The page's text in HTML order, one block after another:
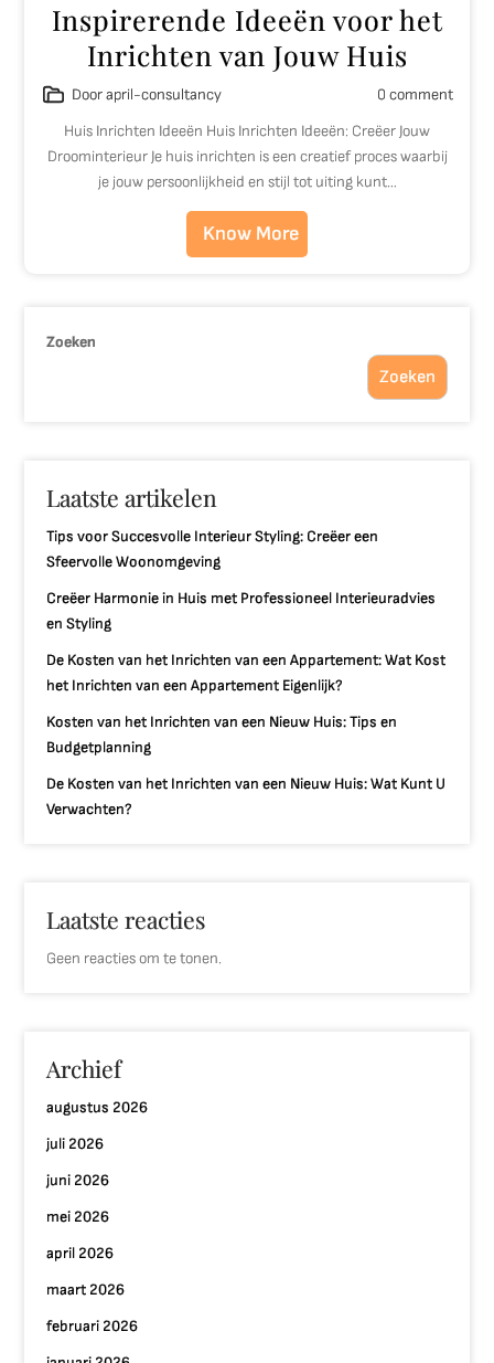
Inspirerende Ideeën voor het
Inrichten van Jouw Huis
Door april-consultancy
0 comment
Huis Inrichten Ideeën Huis Inrichten Ideeën: Creëer Jouw
Droominterieur Je huis inrichten is een creatief proces waarbij
je jouw persoonlijkheid en stijl tot uiting kunt…
Know More
Zoeken
Zoeken
Laatste artikelen
Tips voor Succesvolle Interieur Styling: Creëer een
Sfeervolle Woonomgeving
Creëer Harmonie in Huis met Professioneel Interieuradvies
en Styling
De Kosten van het Inrichten van een Appartement: Wat Kost
het Inrichten van een Appartement Eigenlijk?
Kosten van het Inrichten van een Nieuw Huis: Tips en
Budgetplanning
De Kosten van het Inrichten van een Nieuw Huis: Wat Kunt U
Verwachten?
Laatste reacties
Geen reacties om te tonen.
Archief
augustus 2026
juli 2026
juni 2026
mei 2026
april 2026
maart 2026
februari 2026